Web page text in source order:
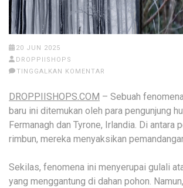
20 JUN 2025
DROPPIISHOPS
TINGGALKAN KOMENTAR
DROPPIISHOPS.COM – Sebuah
baru ini ditemukan oleh para pengunjung
Fermanagh dan Tyrone, Irlandia. Di antara
rimbun, mereka menyaksikan
Sekilas, fenomena ini menyerupai gulali
yang menggantung di dahan pohon.